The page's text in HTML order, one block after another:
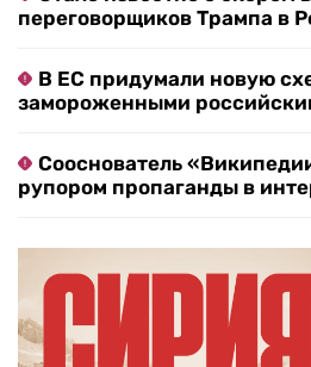
переговорщиков Трампа в
В ЕС придумали новую
замороженными
Сооснователь
рупором пропаганды в